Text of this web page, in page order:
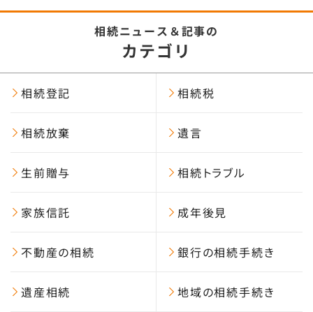
相続ニュース＆記事の
カテゴリ
相続登記 相続税
相続放棄 遺言
生前贈与 相続トラブル
家族信託 成年後見
不動産の相続 銀行の相続手続き
遺産相続 地域の相続手続き